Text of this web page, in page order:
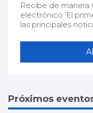
Recibe de manera
electrónico 'El
las principales
Próximos